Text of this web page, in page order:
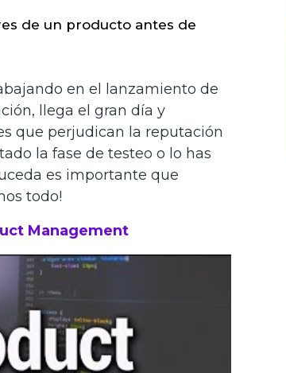
de un producto antes de
en el lanzamiento de
llega el gran día y
que perjudican la reputación
la fase de testeo o lo has
es importante que
todo!
Management